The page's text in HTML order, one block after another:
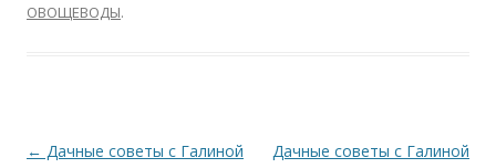
ОВОЩЕВОДЫ.
Навигация
← Дачные советы с Галиной
Дачные советы с Галиной